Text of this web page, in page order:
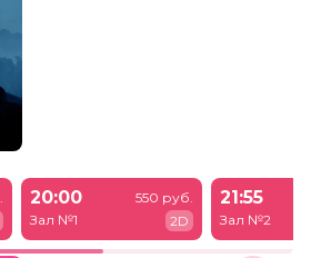
20:00
Зал №1
550 руб.
2D
21:55
Зал №2